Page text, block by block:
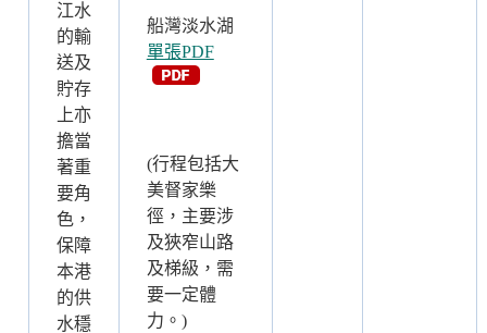
江水
的輸
送及
貯存
上亦
擔當
著重
要角
色，
保障
本港
的供
水穩
船灣淡水湖
單張PDF
(行程包括大
美督家樂
徑，主要涉
及狹窄山路
及梯級，需
要一定體
力。)